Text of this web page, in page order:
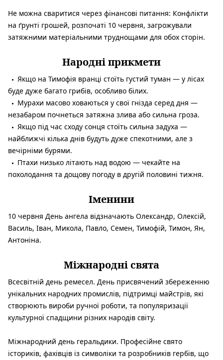
Не можна сваритися через фінансові питання: Конфлікти
на ґрунті грошей, розпочаті 10 червня, загрожували
затяжними матеріальними труднощами для обох сторін.
Народні прикмети
Якщо на Тимофія вранці стоїть густий туман — у лісах
буде дуже багато грибів, особливо білих.
Мурахи масово ховаються у свої гнізда серед дня —
незабаром почнеться затяжна злива або сильна гроза.
Якщо під час сходу сонця стоїть сильна задуха —
найближчі кілька днів будуть дуже спекотними, але з
вечірніми бурями.
Птахи низько літають над водою — чекайте на
похолодання та дощову погоду в другій половині тижня.
Іменини
10 червня День ангела відзначають Олександр, Олексій,
Василь, Іван, Микола, Павло, Семен, Тимофій, Тимон, Ян,
Антоніна.
Міжнародні свята
Всесвітній день ремесел. День присвячений збереженню
унікальних народних промислів, підтримці майстрів, які
створюють вироби ручної роботи, та популяризації
культурної спадщини різних народів світу.
Міжнародний день геральдики. Професійне свято
істориків, фахівців із символіки та розробників гербів, що